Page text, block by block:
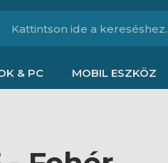
& PC MOBIL ESZKÖZ